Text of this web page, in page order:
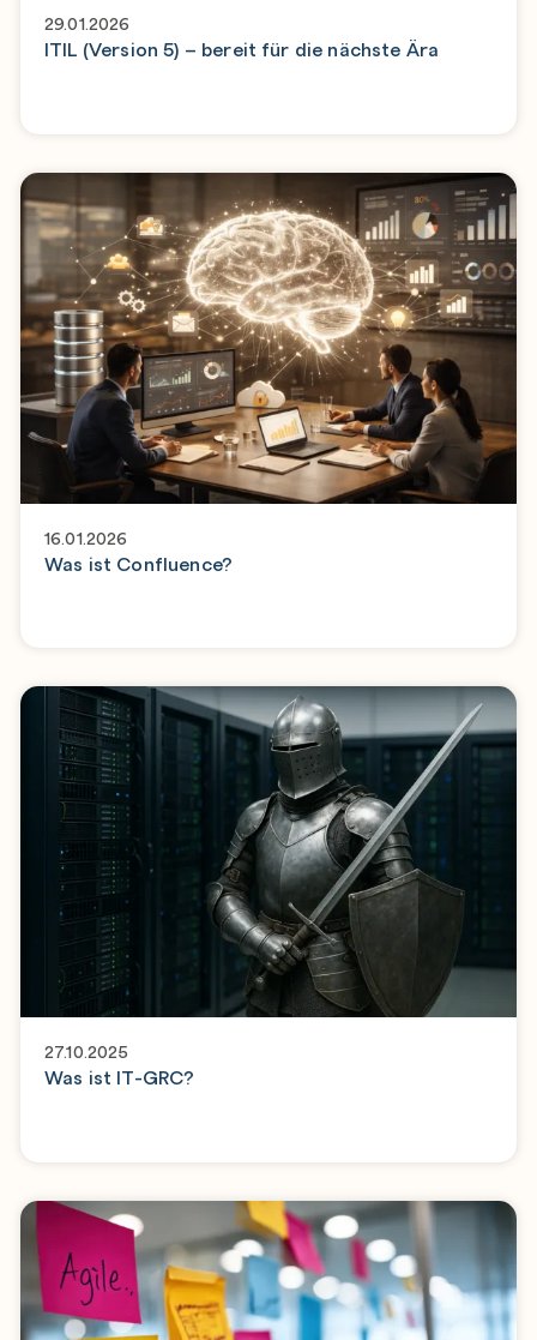
29.01.2026
ITIL (Version 5) – bereit für die nächste Ära
16.01.2026
Was ist Confluence?
27.10.2025
Was ist IT-GRC?